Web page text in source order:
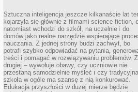
Sztuczna inteligencja jeszcze kilkanaście lat
kojarzyła się głównie z filmami science fiction,
natomiast wchodzi do szkół, na uczelnie i do
domów jako realne narzędzie wspierające
nauczania. Z jednej strony budzi zachwyt, bo
potrafi szybko odpowiadać na pytania,
treści i pomagać w rozwiązywaniu problemów. Z
drugiej – wywołuje obawy, czy uczniowie nie
przestaną samodzielnie myśleć i czy tradycyjna
szkoła w ogóle ma szansę z nią konkurować.
Edukacja przyszłości w dużej mierze będzie